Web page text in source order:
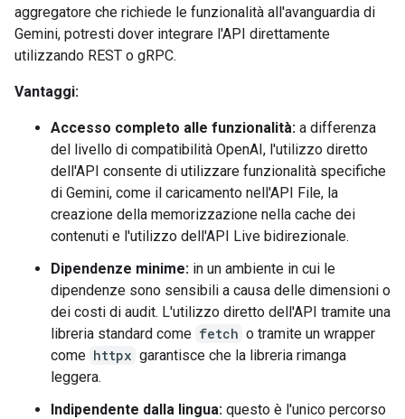
aggregatore che richiede le funzionalità all'avanguardia di
Gemini, potresti dover integrare l'API direttamente
utilizzando REST o gRPC.
Vantaggi:
Accesso completo alle funzionalità: a differenza
del livello di compatibilità OpenAI, l'utilizzo diretto
dell'API consente di utilizzare funzionalità specifiche
di Gemini, come il caricamento nell'API File, la
creazione della memorizzazione nella cache dei
contenuti e l'utilizzo dell'API Live bidirezionale.
Dipendenze minime: in un ambiente in cui le
dipendenze sono sensibili a causa delle dimensioni o
dei costi di audit. L'utilizzo diretto dell'API tramite una
libreria standard come fetch o tramite un wrapper
come httpx garantisce che la libreria rimanga
leggera.
Indipendente dalla lingua: questo è l'unico percorso